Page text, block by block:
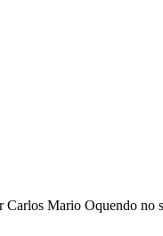
Mario Oquendo no